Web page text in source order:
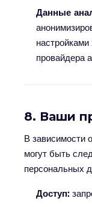
Данные
провайдера
8. Ваши
В зависимости
могут быть
персональных
Доступ: